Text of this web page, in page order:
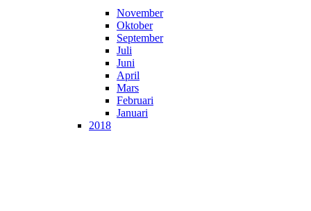
November
Oktober
September
Juli
Juni
April
Mars
Februari
Januari
2018